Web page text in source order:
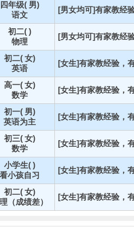
四年级( 男)
语文
[男女均可]有家教经
初二( )
物理
[男女均可]有家教经
初二( 女)
英语
[女生]有家教经验，
高一( 女)
数学
[女生]有家教经验，
初一( 男)
英语为主
[女生]有家教经验，
初三( 女)
数学
[女生]有家教经验，
小学生( )
看小孩自习
[女生]有家教经验，
初二( 女)
（成绩差）
[女生]有家教经验，